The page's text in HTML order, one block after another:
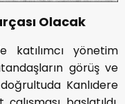
Olacak
katılımcı yönetim
görüş ve
Kanlıdere